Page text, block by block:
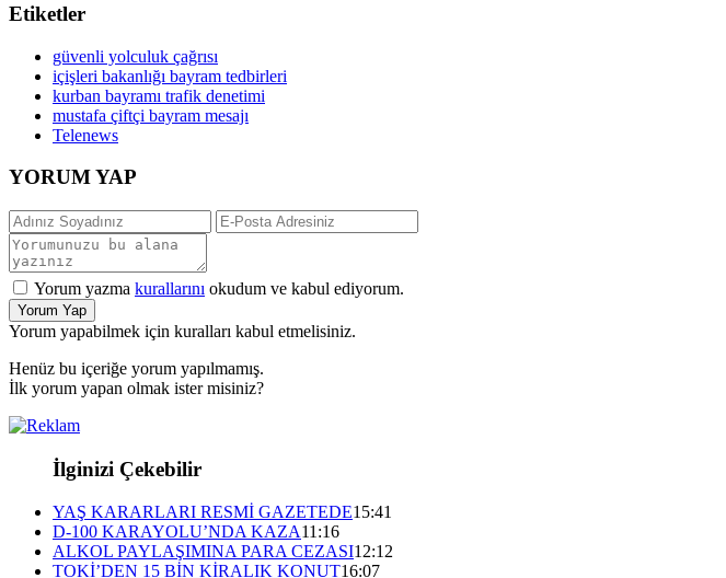
Etiketler
güvenli yolculuk çağrısı
içişleri bakanlığı bayram tedbirleri
kurban bayramı trafik denetimi
mustafa çiftçi bayram mesajı
Telenews
YORUM YAP
Yorum yazma kurallarını okudum ve kabul ediyorum.
Yorum Yap
Yorum yapabilmek için kuralları kabul etmelisiniz.
Henüz bu içeriğe yorum yapılmamış.
İlk yorum yapan olmak ister misiniz?
İlginizi Çekebilir
YAŞ KARARLARI RESMİ GAZETEDE15:41
D-100 KARAYOLU’NDA KAZA11:16
ALKOL PAYLAŞIMINA PARA CEZASI12:12
TOKİ’DEN 15 BİN KİRALIK KONUT16:07